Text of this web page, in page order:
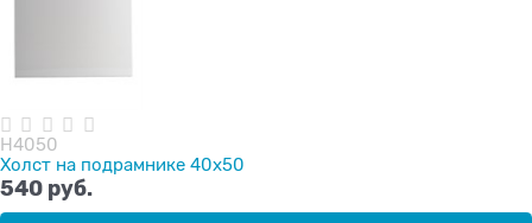
H4050
Холст на подрамнике 40х50
540 руб.